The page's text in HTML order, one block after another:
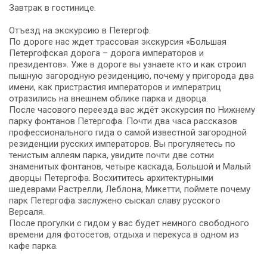
Завтрак в гостинице.
Отъезд на экскурсию в Петергоф.
По дороге нас ждет трассовая экскурсия «Большая
Петергофская дорога – дорога императоров и
президентов». Уже в дороге вы узнаете кто и как строил
пышную загородную резиденцию, почему у пригорода два
имени, как пристрастия императоров и императриц
отразились на внешнем облике парка и дворца.
После часового переезда вас ждёт экскурсия по Нижнему
парку фонтанов Петергофа. Почти два часа рассказов
профессионального гида о самой известной загородной
резиденции русских императоров. Вы прогуляетесь по
тенистым аллеям парка, увидите почти две сотни
знаменитых фонтанов, четыре каскада, Большой и Малый
дворцы Петергофа. Восхититесь архитектурными
шедеврами Растрелли, Леблона, Микетти, поймете почему
парк Петергофа заслужено сыскал славу русского
Версаля.
После прогулки с гидом у вас будет немного свободного
времени для фотосетов, отдыха и перекуса в одном из
кафе парка.